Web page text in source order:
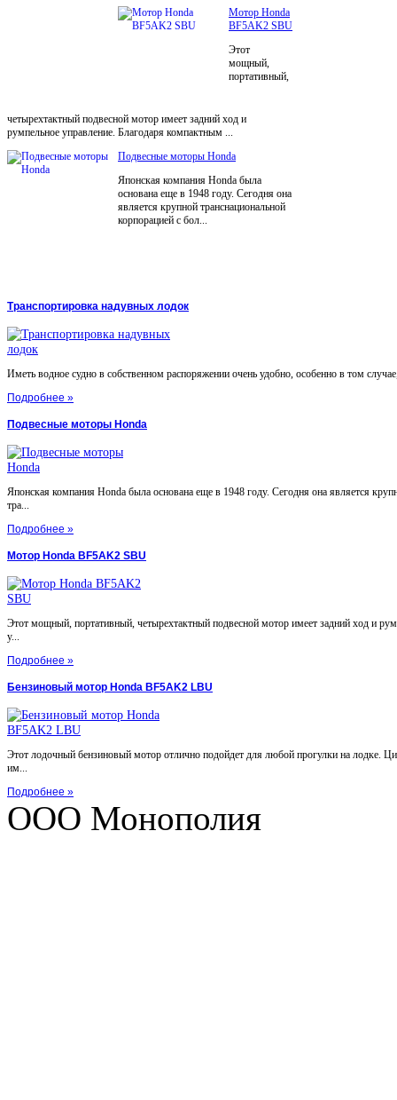
Мотор Honda
BF5AK2 SBU
Этот
мощный,
портативный,
четырехтактный подвесной мотор имеет задний ход и
румпельное управление. Благодаря компактным ...
Подвесные моторы Honda
Японская компания Honda была
основана еще в 1948 году. Сегодня она
является крупной транснациональной
корпорацией с бол...
Транспортировка надувных лодок
Иметь водное судно в собственном распоряжении очень удобно, особенно в том
Подробнее »
Подвесные моторы Honda
Японская компания Honda была основана еще в 1948 году. Сегодня она является
тра...
Подробнее »
Мотор Honda BF5AK2 SBU
Этот мощный, портативный, четырехтактный подвесной мотор имеет задний ход и
у...
Подробнее »
Бензиновый мотор Honda BF5AK2 LBU
Этот лодочный бензиновый мотор отлично подойдет для любой прогулки на лодке.
им...
Подробнее »
ООО Монополия